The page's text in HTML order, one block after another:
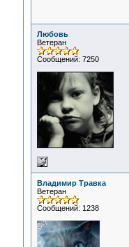
Любовь
Ветеран
Сообщений: 7250
Владимир Травка
Ветеран
Сообщений: 1238